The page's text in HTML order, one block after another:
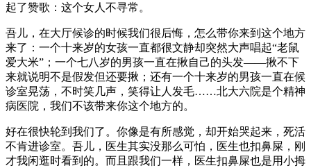
起了赞歌：这个女人不寻常。
吾儿，在大厅候诊的时候我们很后悔，怎么带你来到这个地方
来了：一个十来岁的女孩一直都很文静却突然大声唱起“老鼠
爱大米”；一个七八岁的男孩一直在揪自己的头发——揪不下
来就说明不是假发但还要揪；还有一个十来岁的男孩一直在候
诊室晃荡，不时笑几声，笑得让人发毛……北大六院是个精神
病医院，我们不该带来你这个地方的。
好在很快轮到我们了。你像是有所感觉，却开始哭起来，死活
不肯进诊室。吾儿，医生其实没那么可怕，医生也扣鼻屎，刚
才我闲逛时看到的。而且跟我们一样，医生扣鼻屎也是用小拇